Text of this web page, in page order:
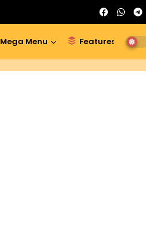
Mega Menu Features